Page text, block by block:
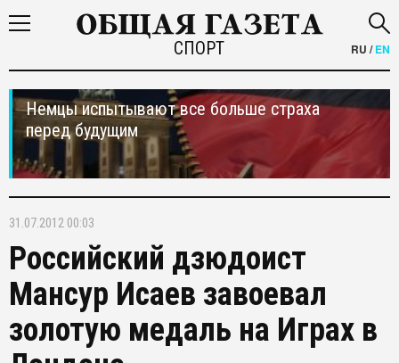
СПОРТ RU /EN
Немцы испытывают все больше страха
перед будущим
31.07.2012 00:03
Российский дзюдоист
Мансур Исаев завоевал
золотую медаль на Играх в